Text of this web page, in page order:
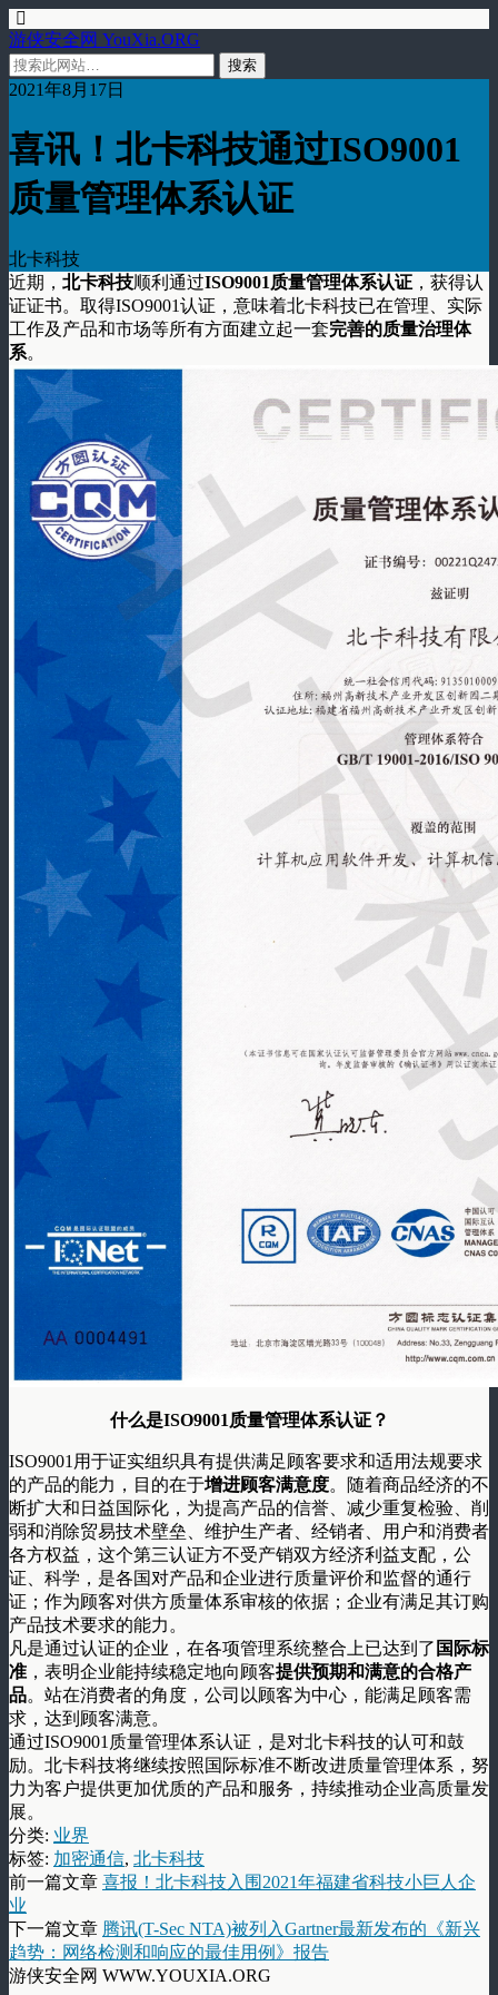
游侠安全网 YouXia.ORG
2021年8月17日
喜讯！北卡科技通过ISO9001
质量管理体系认证
北卡科技
近期， 北卡科技顺利通过ISO9001质量管理体系认证 ，获得认
证证书。取得ISO9001认证，意味着北卡科技已在管理、实际
工作及产品和市场等所有方面建立起一套完善的质量治理体
系。
什么是ISO9001质量管理体系认证？
ISO9001用于证实组织具有提供满足顾客要求和适用法规要求
的产品的能力，目的在于增进顾客满意度。随着商品经济的不
断扩大和日益国际化，为提高产品的信誉、减少重复检验、削
弱和消除贸易技术壁垒、维护生产者、经销者、用户和消费者
各方权益，这个第三认证方不受产销双方经济利益支配，公
证、科学，是各国对产品和企业进行质量评价和监督的通行
证；作为顾客对供方质量体系审核的依据；企业有满足其订购
产品技术要求的能力。
凡是通过认证的企业，在各项管理系统整合上已达到了 国际标
准 ，表明企业能持续稳定地向顾客提供预期和满意的合格产
品。站在消费者的角度，公司以顾客为中心，能满足顾客需
求，达到顾客满意。
通过ISO9001质量管理体系认证，是对北卡科技的认可和鼓
励。北卡科技将继续按照国际标准不断改进质量管理体系，努
力为客户提供更加优质的产品和服务，持续推动企业高质量发
展。
分类: 业界
标签: 加密通信, 北卡科技
前一篇文章 喜报！北卡科技入围2021年福建省科技小巨人企
业
下一篇文章 腾讯(T-Sec NTA)被列入Gartner最新发布的《新兴
趋势：网络检测和响应的最佳用例》报告
游侠安全网 WWW.YOUXIA.ORG